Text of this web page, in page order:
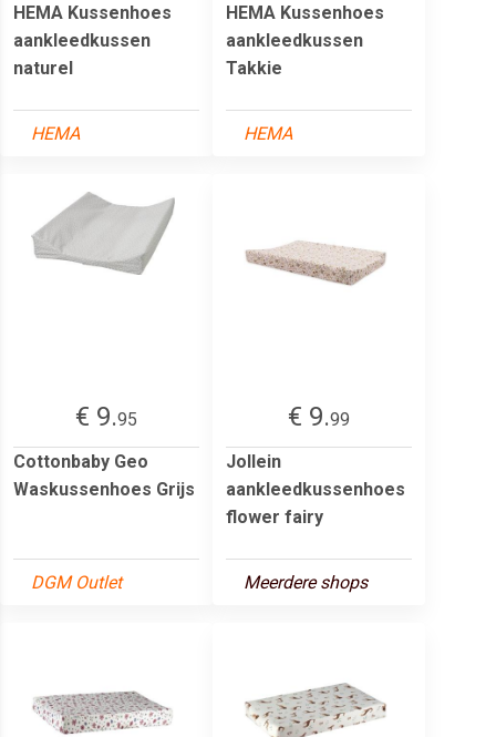
HEMA Kussenhoes
aankleedkussen
naturel
HEMA
HEMA Kussenhoes
aankleedkussen
Takkie
HEMA
€ 9.95
Cottonbaby Geo
Waskussenhoes Grijs
DGM Outlet
€ 9.99
Jollein
aankleedkussenhoes
flower fairy
Meerdere shops